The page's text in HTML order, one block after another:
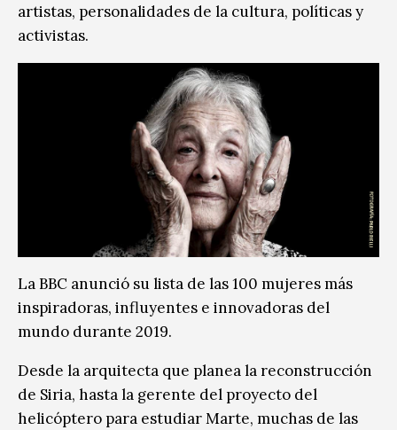
artistas, personalidades de la cultura, políticas y
activistas.
La BBC anunció su lista de las 100 mujeres más
inspiradoras, influyentes e innovadoras del
mundo durante 2019.
Desde la arquitecta que planea la reconstrucción
de Siria, hasta la gerente del proyecto del
helicóptero para estudiar Marte, muchas de las